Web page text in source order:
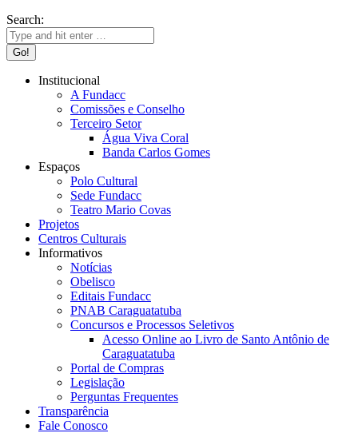
Search:
Institucional
A Fundacc
Comissões e Conselho
Terceiro Setor
Água Viva Coral
Banda Carlos Gomes
Espaços
Polo Cultural
Sede Fundacc
Teatro Mario Covas
Projetos
Centros Culturais
Informativos
Notícias
Obelisco
Editais Fundacc
PNAB Caraguatatuba
Concursos e Processos Seletivos
Acesso Online ao Livro de Santo Antônio de
Caraguatatuba
Portal de Compras
Legislação
Perguntas Frequentes
Transparência
Fale Conosco